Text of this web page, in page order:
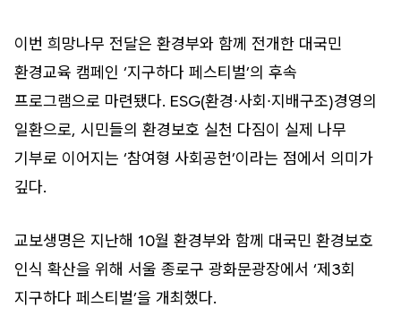
이번 희망나무 전달은 환경부와 함께 전개한 대국민
환경교육 캠페인 ‘지구하다 페스티벌’의 후속
프로그램으로 마련됐다. ESG(환경∙사회∙지배구조)경영의
일환으로, 시민들의 환경보호 실천 다짐이 실제 나무
기부로 이어지는 ‘참여형 사회공헌’이라는 점에서 의미가
깊다.
교보생명은 지난해 10월 환경부와 함께 대국민 환경보호
인식 확산을 위해 서울 종로구 광화문광장에서 ‘제3회
지구하다 페스티벌’을 개최했다.